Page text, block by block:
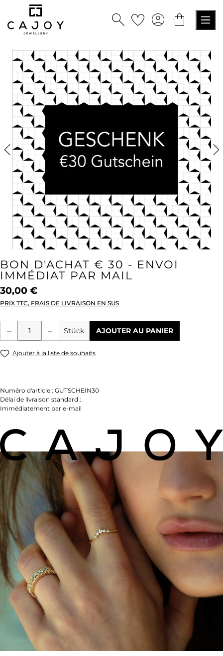
principal
BON D'ACHAT € 30 - ENVOI
IMMÉDIAT PAR MAIL
30,00 €
PRIX TTC, FRAIS DE LIVRAISON EN SUS
Quantité de produit : Entrez la
Stück AJOUTER AU PANIER
Ajouter à la liste de souhaits
Numéro d'article : GUTSCHEIN30
Délai de livraison standard :
Immédiatement par e-mail